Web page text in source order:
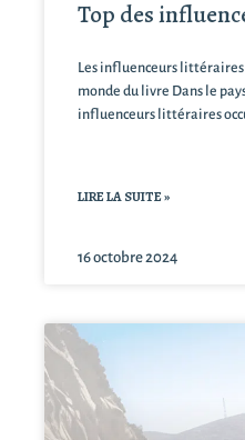
Top des
Les influenceurs littéraires
monde du livre Dans le
influenceurs littéraires
LIRE LA SUITE »
16 octobre 2024